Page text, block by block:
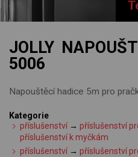
JOLLY
5006
Napouštěcí hadice 5m pro
Kategorie
příslušenství →příslušenství
příslušenství k myčkám
příslušenství →příslušenství